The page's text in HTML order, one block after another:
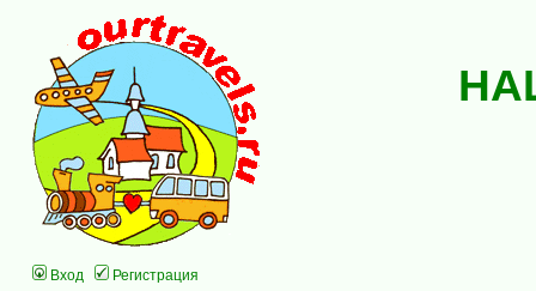
Вход Регистрация